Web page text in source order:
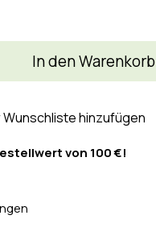
In den Warenkorb
Wunschliste hinzufügen
von 100 €!